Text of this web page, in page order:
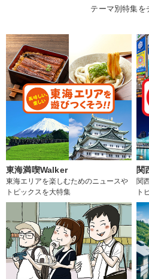
テーマ別特集を
東海満喫Walker
東海エリアを楽しむためのニュースや
トピックスを大特集
関
関
ト